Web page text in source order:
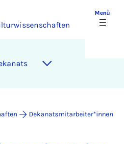
Menü
Dekanatsmitarbeiter*innen